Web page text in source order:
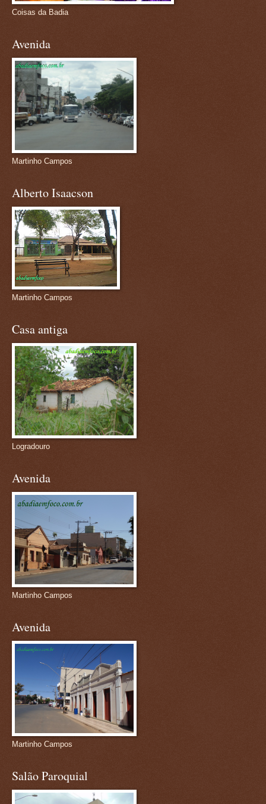
Coisas da Badia
Avenida
Martinho Campos
Alberto Isaacson
Martinho Campos
Casa antiga
Logradouro
Avenida
Martinho Campos
Avenida
Martinho Campos
Salão Paroquial